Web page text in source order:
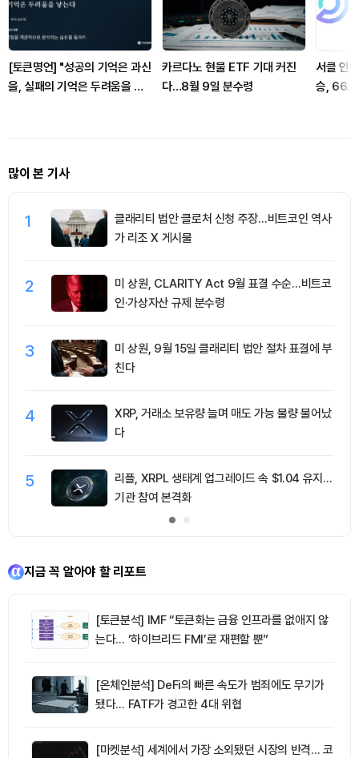
[토큰명언] "성공의 기억은 과신
을, 실패의 기억은 두려움을 낳
카르다노 현물 ETF 기대 커진
다…8월 9일 분수령
서클 인
승,
많이 본 기사
1
클래리티 법안 클로처 신청 주장…비트코인 역사
가 리조 X 게시물
2
미 상원, CLARITY Act 9월 표결 수순…비트코
인·가상자산 규제 분수령
3
미 상원, 9월 15일 클래리티 법안 절차 표결에 부
친다
4
XRP, 거래소 보유량 늘며 매도 가능 물량 불어났
다
5
리플, XRPL 생태계 업그레이드 속 $1.04 유지…
기관 참여 본격화
지금 꼭 알아야 할 리포트
[토큰분석] IMF “토큰화는 금융 인프라를 없애지 않
는다… ‘하이브리드 FMI’로 재편할 뿐”
[온체인분석] DeFi의 빠른 속도가 범죄에도 무기가
됐다… FATF가 경고한 4대 위협
[마켓분석] 세계에서 가장 소외됐던 시장의 반격… 코